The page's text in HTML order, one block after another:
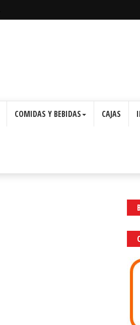
COMIDAS Y BEBIDAS CAJAS